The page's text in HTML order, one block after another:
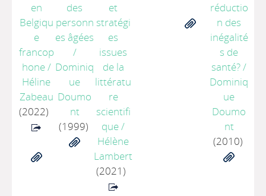
en
Belgiqu
e
francop
hone/
Héline
Zabeau
(2022)
des
personn
es âgées
/
Dominiq
ue
Doumo
nt
(1999)
et
stratégi
es
issues
de la
littératu
re
scientifi
que/
Hélène
Lambert
(2021)
réductio
n des
inégalité
s de
santé?/
Dominiq
ue
Doumo
nt
(2010)